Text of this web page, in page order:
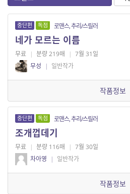
중단편 독점 로맨스, 추리/스릴러
네가 모르는 이름
무료 | 분량 219매 | 7월 31일
무성
| 일반작가
작품정보
중단편 독점 로맨스, 추리/스릴러
조개껍데기
무료 | 분량 116매 | 7월 30일
차아영
| 일반작가
작품정보